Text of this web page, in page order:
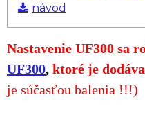
návod
Nastavenie UF300 sa
UF300, ktoré je
je súčasťou balenia !!!)